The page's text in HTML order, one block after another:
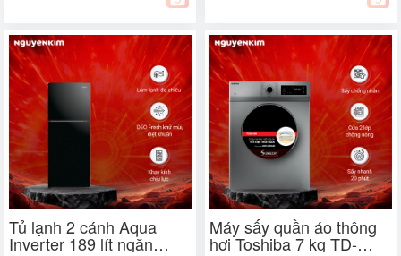
Tủ lạnh 2 cánh Aqua
Inverter 189 lít ngăn
Máy sấy quần áo thông
hơi Toshiba 7 kg TD-